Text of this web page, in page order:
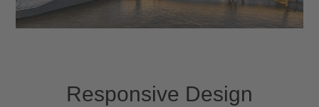
Responsive Design